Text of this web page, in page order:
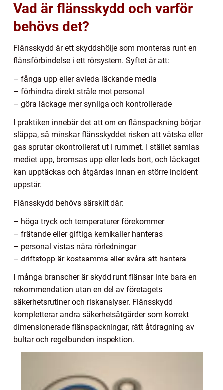
Vad är flänsskydd och varför
behövs det?
Flänsskydd är ett skyddshölje som monteras runt en
flänsförbindelse i ett rörsystem. Syftet är att:
– fånga upp eller avleda läckande media
– förhindra direkt stråle mot personal
– göra läckage mer synliga och kontrollerade
I praktiken innebär det att om en flänspackning börjar
släppa, så minskar flänsskyddet risken att vätska eller
gas sprutar okontrollerat ut i rummet. I stället samlas
mediet upp, bromsas upp eller leds bort, och läckaget
kan upptäckas och åtgärdas innan en större incident
uppstår.
Flänsskydd behövs särskilt där:
– höga tryck och temperaturer förekommer
– frätande eller giftiga kemikalier hanteras
– personal vistas nära rörledningar
– driftstopp är kostsamma eller svåra att hantera
I många branscher är skydd runt flänsar inte bara en
rekommendation utan en del av företagets
säkerhetsrutiner och riskanalyser. Flänsskydd
kompletterar andra säkerhetsåtgärder som korrekt
dimensionerade flänspackningar, rätt åtdragning av
bultar och regelbunden inspektion.